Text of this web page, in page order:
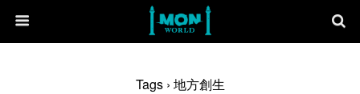
Tags › 地方創生